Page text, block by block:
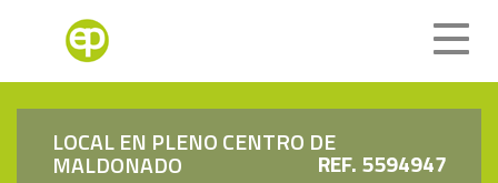
Toggle
LOCAL EN PLENO CENTRO DE
MALDONADO REF. 5594947